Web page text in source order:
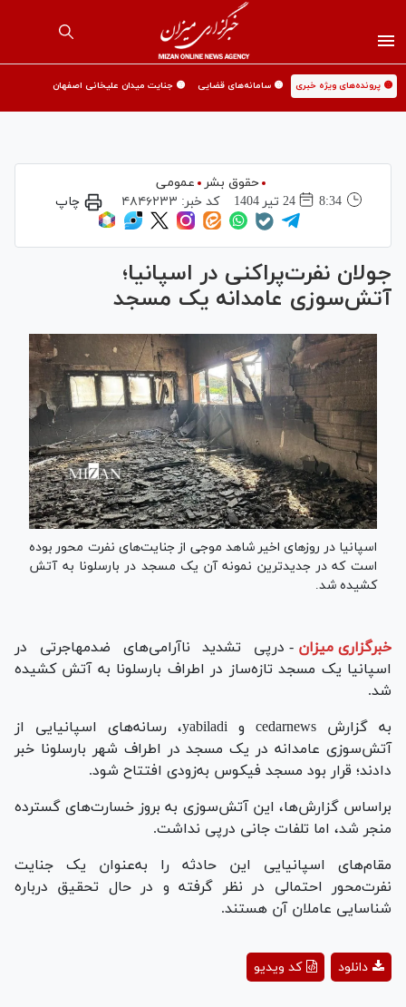
🟡 پرونده‌های ویژه خبری 🟡 سامانه‌های قضایی 🟡 جنایت میدان علیخانی اصفهان
حقوق بشر
عمومی
8:34
24 تير 1404 کد خبر: ۴۸۴۶۲۳۳ چاپ
جولان نفرت‌پراکنی در اسپانیا؛
آتش‌سوزی عامدانه یک مسجد
اسپانیا در روز‌های اخیر شاهد موجی از جنایت‌های نفرت محور بوده
است که در جدیدترین نمونه آن یک مسجد در بارسلونا به آتش
کشیده شد.
خبرگزاری میزان - درپی تشدید ناآرامی‌های ضدمهاجرتی در
اسپانیا یک مسجد تازه‌ساز در اطراف بارسلونا به آتش کشیده
شد.
به گزارش cedarnews و yabiladi، رسانه‌های اسپانیایی از
آتش‌سوزی عامدانه در یک مسجد در اطراف شهر بارسلونا خبر
دادند؛ قرار بود مسجد فیکوس به‌زودی افتتاح شود.
براساس گزارش‌ها، این آتش‌سوزی به بروز خسارت‌های گسترده
منجر شد، اما تلفات جانی درپی نداشت.
مقام‌های اسپانیایی این حادثه را به‌عنوان یک جنایت
نفرت‌محور احتمالی در نظر گرفته و در حال تحقیق درباره
شناسایی عاملان آن هستند.
Playکد ویدیو دانلود